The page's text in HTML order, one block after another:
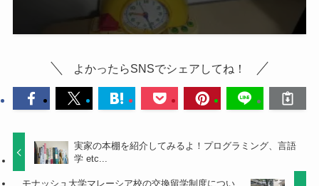
よかったらSNSでシェアしてね！
実家の本棚を紹介してみるよ！プログラミング、言語
学 etc...
モナッシュ大学マレーシア校の交換留学制度につい